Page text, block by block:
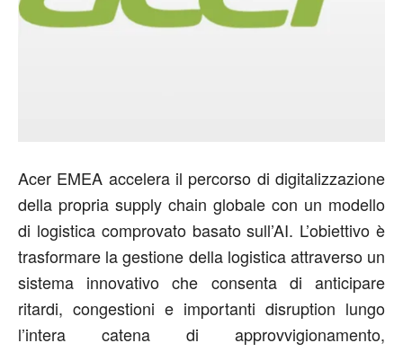
Acer EMEA accelera il percorso di digitalizzazione
della propria supply chain globale con un modello
di logistica comprovato basato sull’AI. L’obiettivo è
trasformare la gestione della logistica attraverso un
sistema innovativo che consenta di anticipare
ritardi, congestioni e importanti disruption lungo
l’intera catena di approvvigionamento,